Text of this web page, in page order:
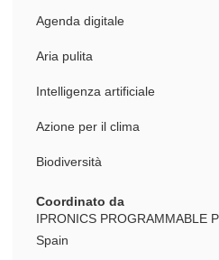
Agenda digitale
Aria pulita
Intelligenza artificiale
Azione per il clima
Biodiversità
Coordinato da
IPRONICS PROGRAMMABLE
Spain